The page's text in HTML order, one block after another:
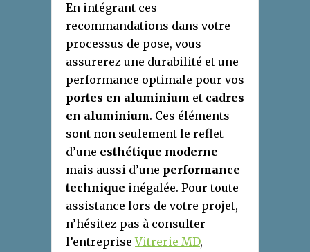
En intégrant ces
recommandations dans votre
processus de pose, vous
assurerez une durabilité et une
performance optimale pour vos
portes en aluminium et cadres
en aluminium. Ces éléments
sont non seulement le reflet
d’une esthétique moderne
mais aussi d’une performance
technique inégalée. Pour toute
assistance lors de votre projet,
n’hésitez pas à consulter
l’entrepriseVitrerie MD,